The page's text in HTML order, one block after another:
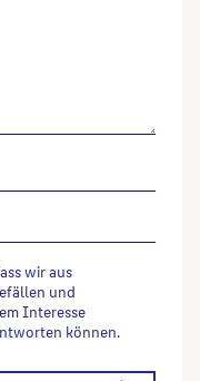
wir aus
und
Interesse
können.